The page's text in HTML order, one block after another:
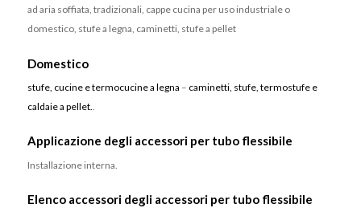
ad aria soffiata, tradizionali, cappe cucina per uso industriale o
domestico, stufe a legna, caminetti, stufe a pellet
Domestico
stufe, cucine e termocucine a legna – caminetti, stufe, termostufe e
caldaie a pellet.
Applicazione degli accessori per tubo flessibile
Installazione interna.
Elenco accessori degli accessori per tubo flessibile